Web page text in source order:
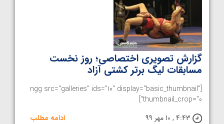
گزارش تصویری اختصاصی؛ روز نخست
مسابقات لیگ برتر کشتی آزاد
[ngg src="galleries" ids="10" display="basic_thumbnail"
thumbnail_crop="0"]
4:43 , 10 مهر 99
ادامه مطلب